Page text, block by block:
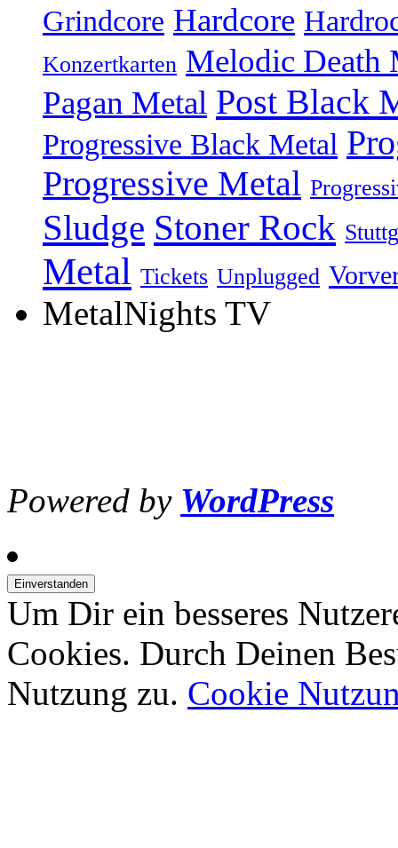
Grindcore Hardcore
Konzertkarten Melodic Death
Pagan Metal Post Black
Progressive Black Metal
Progressive Metal
Sludge Stoner Rock
Metal Tickets Unplugged
MetalNights TV
Powered by WordPress
Um Dir ein besseres
Cookies. Durch Deinen
Nutzung zu. Cookie